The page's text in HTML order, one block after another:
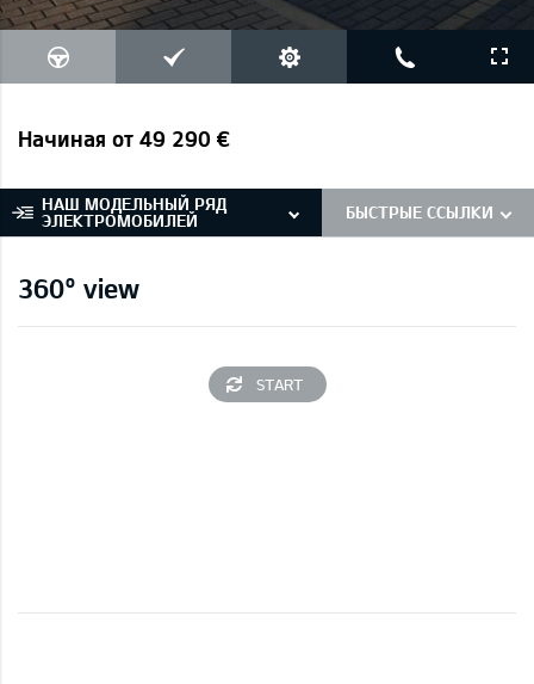
Начиная от 49 290 €
НАШ МОДЕЛЬНЫЙ РЯД
ЭЛЕКТРОМОБИЛЕЙ
БЫСТРЫЕ ССЫЛКИ
360° view
START